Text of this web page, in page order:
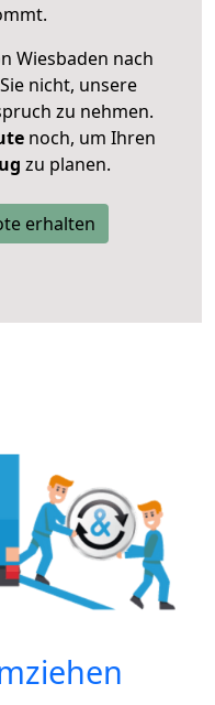
Wiesbaden nach
nicht, unsere
zu nehmen.
noch, um Ihren
zu planen.
erhalten